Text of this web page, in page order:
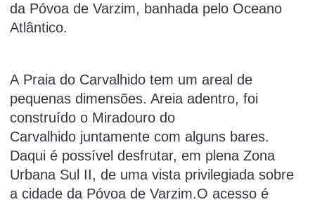
da Póvoa de Varzim, banhada pelo Oceano
Atlântico.
A Praia do Carvalhido tem um areal de
pequenas dimensões. Areia adentro, foi
construído o Miradouro do
Carvalhido juntamente com alguns bares.
Daqui é possível desfrutar, em plena Zona
Urbana Sul II, de uma vista privilegiada sobre
a cidade da Póvoa de Varzim.O acesso é